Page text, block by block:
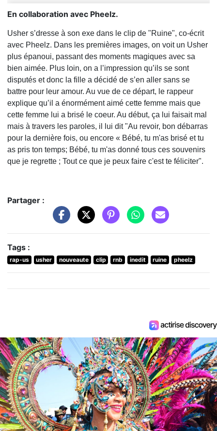
En collaboration avec Pheelz.
Usher s’dresse à son exe dans le clip de "Ruine", co-écrit
avec Pheelz. Dans les premières images, on voit un Usher
plus épanoui, passant des moments magiques avec sa
bien aimée. Plus loin, on a l’impression qu’ils se sont
disputés et donc la fille a décidé de s’en aller sans se
battre pour leur amour. Au vue de ce départ, le rappeur
explique qu’il a énormément aimé cette femme mais que
cette femme lui a brisé le coeur. Au début, ça lui faisait mal
mais à travers les paroles, il lui dit "Au revoir, bon débarras
pour la dernière fois, ou encore « Bébé, tu m'as brisé et tu
as pris ton temps; Bébé, tu m'as donné tous ces souvenirs
que je regrette ; Tout ce que je peux faire c'est te féliciter".
Partager :
Tags :
rap-us usher nouveaute clip rnb inedit ruine pheelz